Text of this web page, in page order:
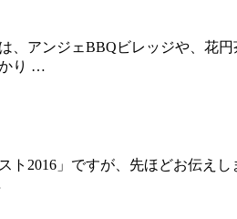
、アンジェBBQビレッジや、花
り …
ト2016」ですが、先ほどお伝え